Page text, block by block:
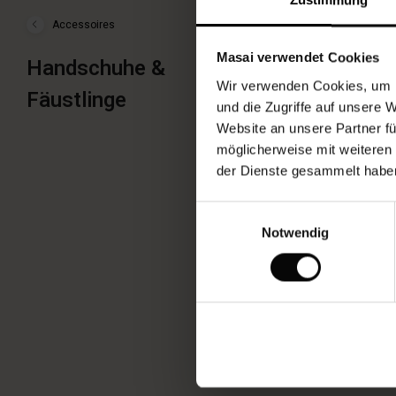
Masai verwendet Cookies
Wir verwenden Cookies,
und die Zugriffe auf unsere
Website an unsere Partner
möglicherweise mit
der Dienste gesammelt
Notwendig
Shop
Accessoires
Handschuhe
&
Accessoires
Handschuhe &
Fäustlinge
Das richtige Zubehör
mit einem gemusterten
Gürtel. Mit den
einen eleganten Look